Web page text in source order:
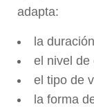
adapta:
la
el nivel de
el tipo de
la forma